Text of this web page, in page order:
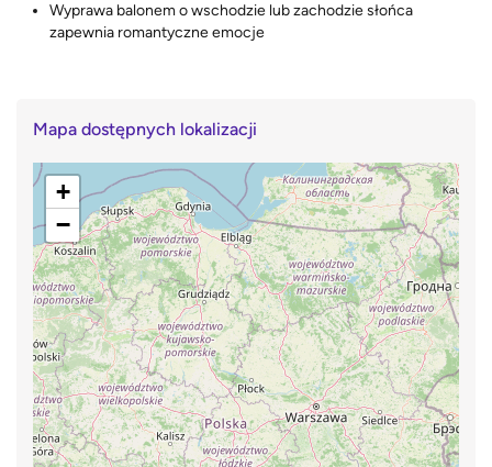
Wyprawa balonem o wschodzie lub zachodzie słońca
zapewnia romantyczne emocje
Mapa dostępnych lokalizacji
+
−